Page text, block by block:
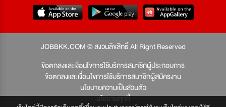
JOBBKK.COM © สงวนลิขสิทธิ์ All Right Reserved
ข้อตกลงและเงื่อนไขการใช้บริการสมาชิกผู้ประกอบการ
ข้อตกลงและเงื่อนไขการใช้บริการสมาชิกผู้สมัครงาน
นโยบายความเป็นส่วนตัว
นโยบายคุกกี้